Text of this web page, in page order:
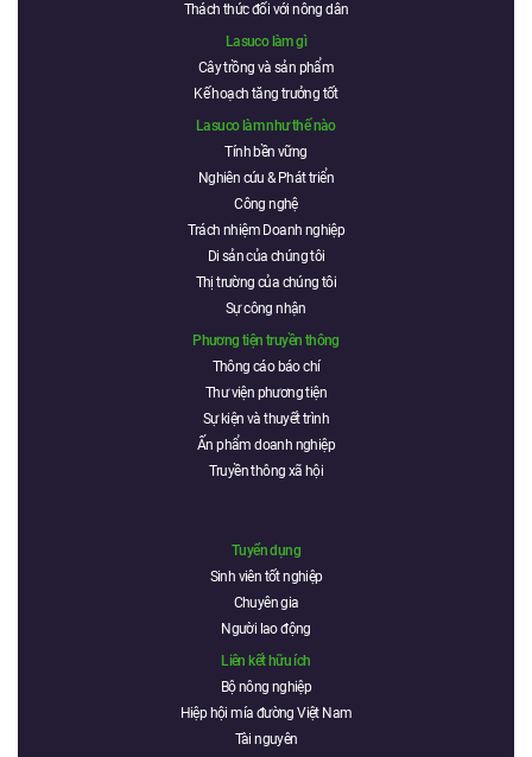
Thách thức đối với nông dân
Lasuco làm gì
Cây trồng và sản phẩm
Kế hoạch tăng trưởng tốt
Lasuco làm như thế nào
Tính bền vững
Nghiên cứu & Phát triển
Công nghệ
Trách nhiệm Doanh nghiệp
Di sản của chúng tôi
Thị trường của chúng tôi
Sự công nhận
Phương tiện truyền thông
Thông cáo báo chí
Thư viện phương tiện
Sự kiện và thuyết trình
Ấn phẩm doanh nghiệp
Truyền thông xã hội
Tuyển dụng
Sinh viên tốt nghiệp
Chuyên gia
Người lao động
Liên kết hữu ích
Bộ nông nghiệp
Hiệp hội mía đường Việt Nam
Tài nguyên